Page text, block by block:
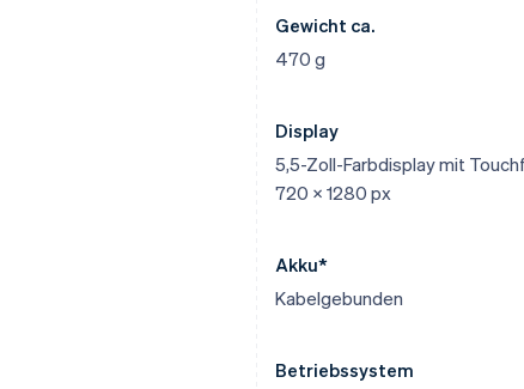
Gewicht ca.
470 g
Display
5,5-Zoll-Farbdisplay mit
720 x 1280 px
Akku*
Kabelgebunden
Betriebssystem